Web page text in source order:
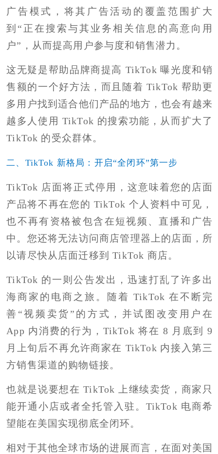
广告模式，将其广告活动的覆盖范围扩大
到“正在搜索与其业务相关信息的高意向用
户”，从而提高用户参与度和销售潜力。
这无疑是帮助品牌商提高 TikTok 曝光度和销
售额的一个好方法，而且随着 TikTok 帮助更
多用户找到适合他们产品的地方，也会有越来
越多人使用 TikTok 的搜索功能，从而扩大了
TikTok 的受众群体。
二、TikTok 新格局：开启“全闭环”第一步
TikTok 店面将正式停用，这意味着您的店面
产品将不再在您的 TikTok 个人资料中可见，
也不再有资格被包含在短视频、直播和广告
中。您还将无法访问商店管理器上的店面，所
以请尽快从店面迁移到 TikTok 商店。
TikTok 的一则公告发出，迅速打乱了许多出
海商家的电商之旅。随着 TikTok 在不断完
善“视频卖货”的方式，并试图改变用户在
App 内消费的行为，TikTok 将在 8 月底到 9
月上旬后不再允许商家在 TikTok 内接入第三
方销售渠道的购物链接。
也就是说要想在 TikTok 上继续卖货，商家只
能开通小店或者全托管入驻。TikTok 电商希
望能在美国实现彻底全闭环。
相对于其他全球市场的进展而言，在面对美国